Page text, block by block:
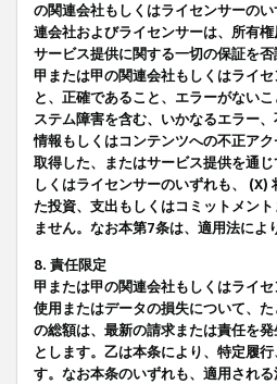
の関連会社もしくはライセンサーの
連会社およびライセンサーは、所有
サービス提供に関する一切の保証を
甲または甲の関連会社もしくはライ
と、正確であること、エラーがない
ステム障害を含む、いかなるエラー
情報もしくはコンテンツへの不正ア
取得した、またはサービス提供を通
しくはライセンサーのいずれも、
た投資、支出もしくはコミットメン
ません。なお本第7条は、適用法によ
8. 責任限定
甲または甲の関連会社もしくはライ
使用またはデータの損失について、
の総額は、最新の請求または責任を
とします。乙は本条により、特定履
す。なお本条のいずれも、適用され